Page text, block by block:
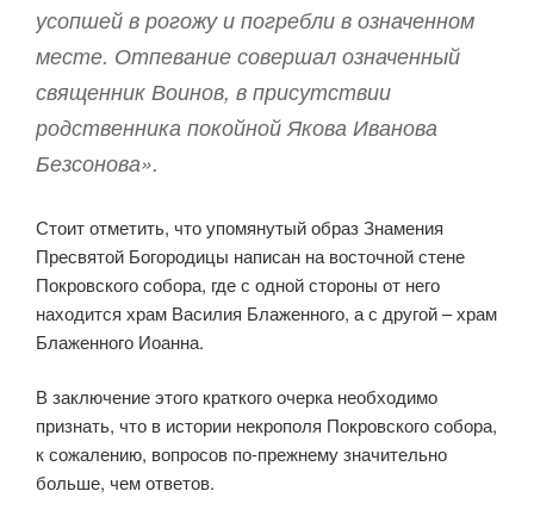
усопшей в рогожу и погребли в означенном
месте. Отпевание совершал означенный
священник Воинов, в присутствии
родственника покойной Якова Иванова
Безсонова».
Стоит отметить, что упомянутый образ Знамения
Пресвятой Богородицы написан на восточной стене
Покровского собора, где с одной стороны от него
находится храм Василия Блаженного, а с другой – храм
Блаженного Иоанна.
В заключение этого краткого очерка необходимо
признать, что в истории некрополя Покровского собора,
к сожалению, вопросов по-прежнему значительно
больше, чем ответов.